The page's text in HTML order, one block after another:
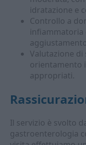
idratazione e
Controllo a
Valutazione
orientamento
appropriati.
Il servizio è svolto
gastroenterologia